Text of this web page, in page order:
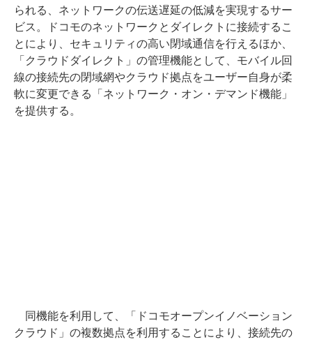
られる、ネットワークの伝送遅延の低減を実現するサー
ビス。ドコモのネットワークとダイレクトに接続するこ
とにより、セキュリティの高い閉域通信を行えるほか、
「クラウドダイレクト」の管理機能として、モバイル回
線の接続先の閉域網やクラウド拠点をユーザー自身が柔
軟に変更できる「ネットワーク・オン・デマンド機能」
を提供する。
同機能を利用して、「ドコモオープンイノベーション
クラウド」の複数拠点を利用することにより、接続先の